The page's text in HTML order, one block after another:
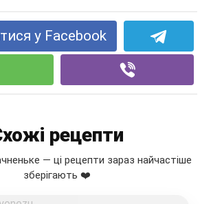
у Facebook
рецепти
— ці рецепти зараз найчастіше
зберігають ❤️